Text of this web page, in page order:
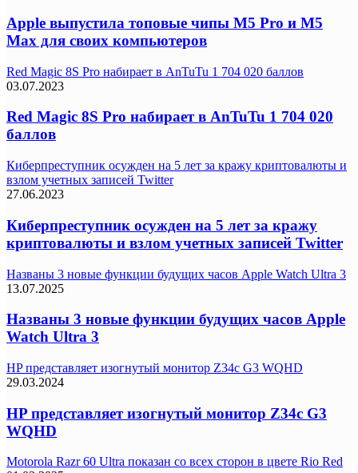
Apple выпустила топовые чипы M5 Pro и M5
Max для своих компьютеров
Red Magic 8S Pro набирает в AnTuTu 1 704 020 баллов
03.07.2023
Red Magic 8S Pro набирает в AnTuTu 1 704 020
баллов
Киберпреступник осужден на 5 лет за кражу криптовалюты и
взлом учетных записей Twitter
27.06.2023
Киберпреступник осужден на 5 лет за кражу
криптовалюты и взлом учетных записей Twitter
Названы 3 новые функции будущих часов Apple Watch Ultra 3
13.07.2025
Названы 3 новые функции будущих часов Apple
Watch Ultra 3
HP представляет изогнутый монитор Z34c G3 WQHD
29.03.2024
HP представляет изогнутый монитор Z34c G3
WQHD
Motorola Razr 60 Ultra показан со всех сторон в цвете Rio Red